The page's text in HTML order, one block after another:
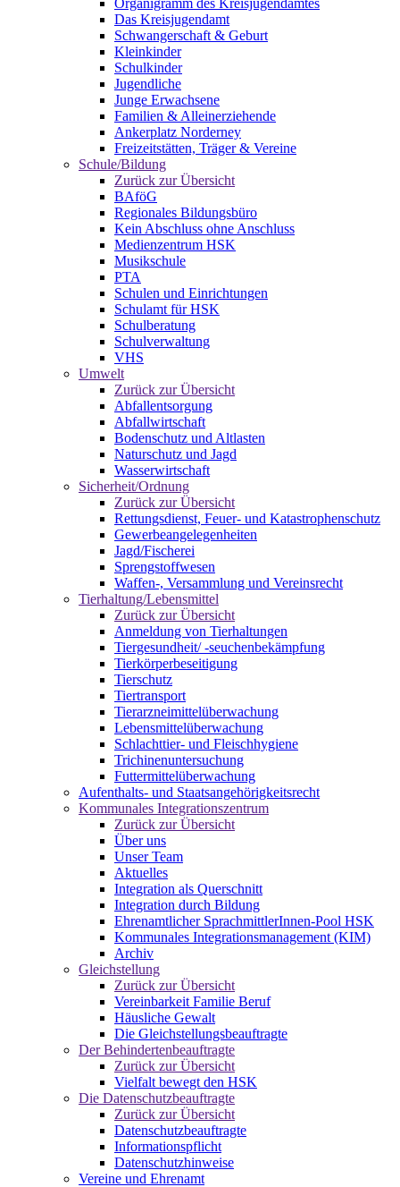
Das Kreisjugendamt
Schwangerschaft & Geburt
Kleinkinder
Schulkinder
Jugendliche
Junge Erwachsene
Familien & Alleinerziehende
Ankerplatz Norderney
Freizeitstätten, Träger & Vereine
Schule/Bildung
Zurück zur Übersicht
BAföG
Regionales Bildungsbüro
Kein Abschluss ohne Anschluss
Medienzentrum HSK
Musikschule
PTA
Schulen und Einrichtungen
Schulamt für HSK
Schulberatung
Schulverwaltung
VHS
Umwelt
Zurück zur Übersicht
Abfallentsorgung
Abfallwirtschaft
Bodenschutz und Altlasten
Naturschutz und Jagd
Wasserwirtschaft
Sicherheit/Ordnung
Zurück zur Übersicht
Rettungsdienst, Feuer- und Katastrophenschutz
Gewerbeangelegenheiten
Jagd/Fischerei
Sprengstoffwesen
Waffen-, Versammlung und Vereinsrecht
Tierhaltung/Lebensmittel
Zurück zur Übersicht
Anmeldung von Tierhaltungen
Tiergesundheit/ -seuchenbekämpfung
Tierkörperbeseitigung
Tierschutz
Tiertransport
Tierarzneimittelüberwachung
Lebensmittelüberwachung
Schlachttier- und Fleischhygiene
Trichinenuntersuchung
Futtermittelüberwachung
Aufenthalts- und Staatsangehörigkeitsrecht
Kommunales Integrationszentrum
Zurück zur Übersicht
Über uns
Unser Team
Aktuelles
Integration als Querschnitt
Integration durch Bildung
Ehrenamtlicher SprachmittlerInnen-Pool HSK
Kommunales Integrationsmanagement (KIM)
Archiv
Gleichstellung
Zurück zur Übersicht
Vereinbarkeit Familie Beruf
Häusliche Gewalt
Die Gleichstellungsbeauftragte
Der Behindertenbeauftragte
Zurück zur Übersicht
Vielfalt bewegt den HSK
Die Datenschutzbeauftragte
Zurück zur Übersicht
Datenschutzbeauftragte
Informationspflicht
Datenschutzhinweise
Vereine und Ehrenamt